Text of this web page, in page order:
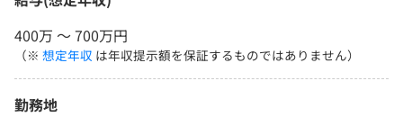
400万 〜 700万円
（※ 想定年収 は年収提示額を保証するものではありません）
勤務地